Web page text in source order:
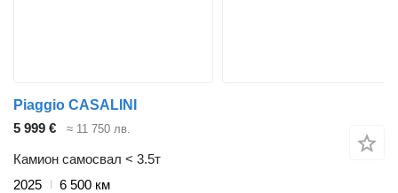
Piaggio CASALINI
5 999 €
≈ 11 750 лв.
Камион самосвал < 3.5т
2025
6 500 км